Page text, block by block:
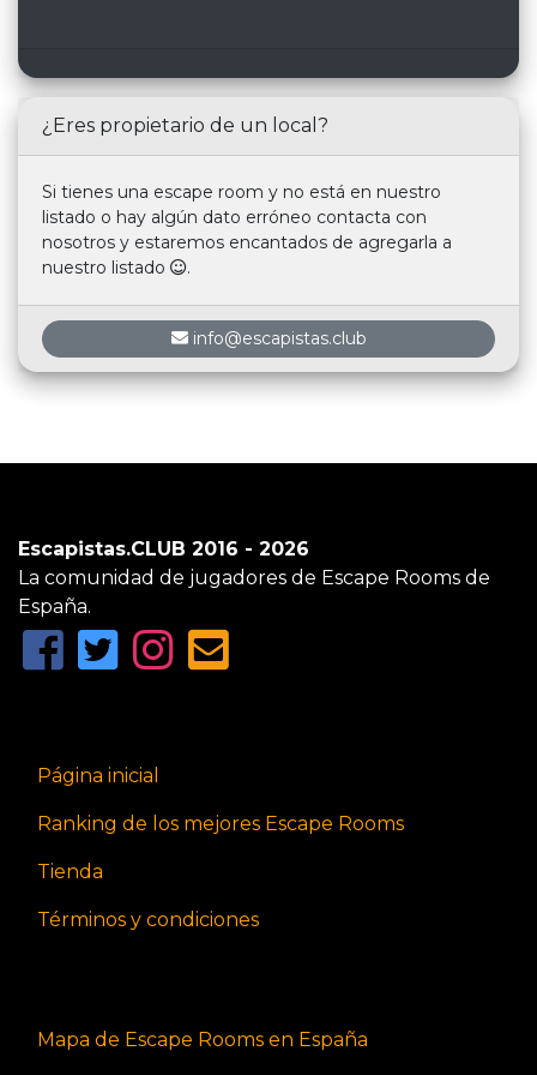
¿Eres propietario de un local?
Si tienes una escape room y no está en nuestro
listado o hay algún dato erróneo contacta con
nosotros y estaremos encantados de agregarla a
nuestro listado
.
info@escapistas.club
Escapistas.CLUB 2016 - 2026
La comunidad de jugadores de Escape Rooms de
España.
Página inicial
Ranking de los mejores Escape Rooms
Tienda
Términos y condiciones
Mapa de Escape Rooms en España